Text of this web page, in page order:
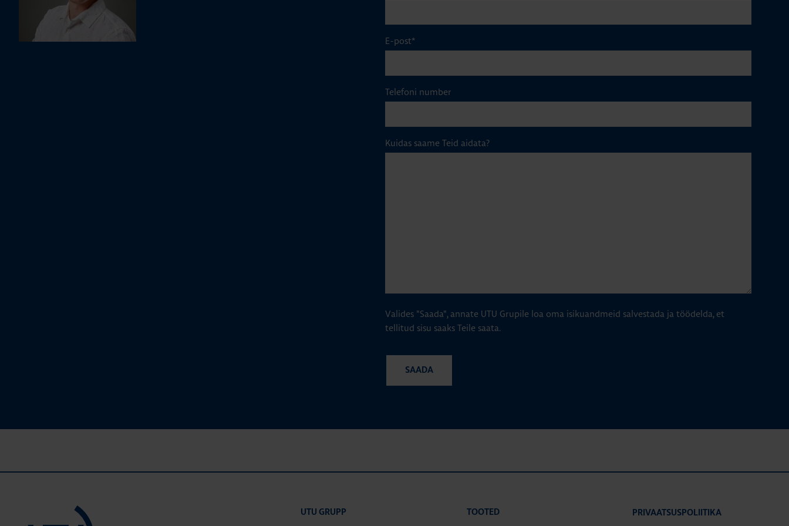
E-post*
Telefoni number
Kuidas saame Teid aidata?
Valides "Saada", annate UTU Grupile loa oma isikuandmeid salvestada ja töödelda, et
tellitud sisu saaks Teile saata.
UTU GRUPP TOOTED PRIVAATSUSPOLIITIKA